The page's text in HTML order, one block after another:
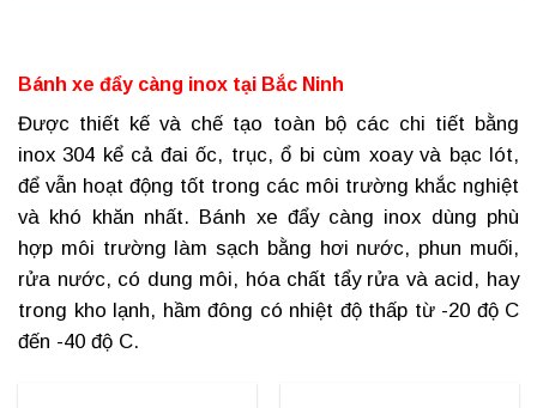
Bánh xe đẩy càng inox tại Bắc Ninh
Được thiết kế và chế tạo toàn bộ các chi tiết bằng
inox 304 kể cả đai ốc, trục, ổ bi cùm xoay và bạc lót,
để vẫn hoạt động tốt trong các môi trường khắc nghiệt
và khó khăn nhất. Bánh xe đẩy càng inox dùng phù
hợp môi trường làm sạch bằng hơi nước, phun muối,
rửa nước, có dung môi, hóa chất tẩy rửa và acid, hay
trong kho lạnh, hầm đông có nhiệt độ thấp từ -20 độ C
đến -40 độ C.